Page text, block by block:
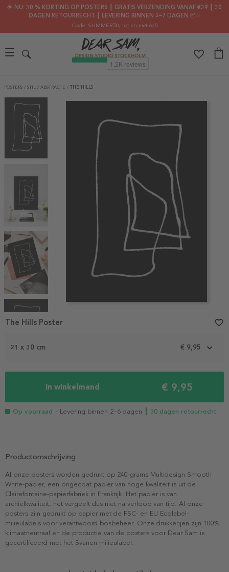
🌟 NU: 30 % KORTING OP POSTERS ┃ GRATIS VERZENDING VANAF €39 ┃ 30
DAGEN RETOURRECHT ┃ LEVERING BINNEN 2–7 DAGEN 📦✨
Code: SUMMER30, tot en met 6/8
POSTERS / STIL / ABSTRACTE / THE HILLS
Item
1
21 x 30 cm € 9,95
In winkelmand € 9,95
Op voorraad - Levering binnen 2–6 dagen ┃ 30 dagen retourrecht
The Hills Poster favorite_border
Productomschrijving
Al onze posters worden gedrukt op 240-grams Multidesign Smooth
White-papier, een ongecoat papier van hoge kwaliteit is uit de
Clairefontaine-papierfabriek in Frankrijk. Het papier is van
archiefkwaliteit, het vergeelt dus niet na verloop van tijd. Al onze
posters zijn gedrukt op papier met de FSC- en EU Ecolabel-
milieulabels voor verantwoord bosbeheer. Onze drukkerijen zijn 100%
klimaatneutraal en de productie van de posters voor Dear Sam is
gecertificeerd met het Svanen milieulabel.